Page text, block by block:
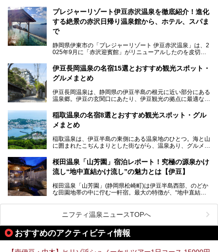
極上温泉です。お湯はもちろん、実はグルメも揃っているん
です。多くのファンを持つ、その圧倒的なこだわりと魅力を
解説します。
プレジャーリゾート伊豆赤沢温泉を徹底紹介！進化
する絶景の赤沢日帰り温泉館から、ホテル、スパま
で
静岡県伊東市の「プレジャーリゾート 伊豆赤沢温泉」は、2
025年9月に「赤沢迎賓館」がリニューアルしたのを皮切り
館」、「RED 28 HOTEL」がリニューアル。さらにこのあ
とグランピング施設のGRAX EARTH FIELD（グラックスア
ースフィールド）、大型屋内アミューズメント施設のPLEA
予定。
ャー施設など、現在リニューアルオープンしている施設を中
心に、家族連れでも大人だけでも、おひとりさまでも多彩な
楽しみ方ができる「プレジャーリゾート 伊豆赤沢温泉」を
───
この記事はプレジャーリゾート 伊豆赤沢温泉のPR記事で
す。
伊豆長岡温泉の名宿15選とおすすめ観光スポット・
グルメまとめ
伊豆長岡温泉は、静岡県の伊豆半島の根元に近い部分にある
温泉郷。伊豆の玄関口にあたり、伊豆観光の拠点に最適な立
ちろん日帰りでも楽しめるのが魅力です。
この記事では、伊豆長岡温泉の歴史や魅力、おすすめの宿を
る温泉施設も紹介します！
稲取温泉の名宿8選とおすすめ観光スポット・グル
メまとめ
稲取温泉は、伊豆半島の東側にある温泉地のひとつ。海と山
に囲まれたこぢんまりとした街ながら、温泉あり、グルメあ
京からは約2時間30分、直通電車もありアクセスしやすいの
もうれしいところ。
入れる温泉施設、チェックしたい観光スポットやアクティビ
ティなどを一挙にまとめピックアップ。伊豆稲取温泉を訪れ
桜田温泉「山芳園」宿泊レポート！究極の源泉かけ
流し“地中直結かけ流し”の魅力とは【伊豆】
桜田温泉「山芳園」(静岡県松崎町)は伊豆半島西部、のどか
な田園地帯の中に佇む一軒宿。最大の特徴が、“地中直結か
地下に眠る源泉を加水・加温・消毒無し、さらには途中過程
で空気にも触れさせることなく浴槽まで提供。「究極の源泉
かけ流し」と言っても決して過言ではありません。
今回、桜田温泉「山芳園」の“温泉”を中心に、その魅力を詳
細レポート。また口コミの評判も非常に高い宿であり、客室
や食事も併せて徹底紹介します！
ニフティ温泉ニュースTOPへ
おすすめのアクティビティ情報